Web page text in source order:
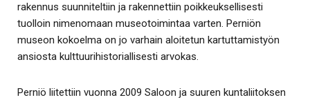
rakennus suunniteltiin ja rakennettiin poikkeuksellisesti
tuolloin nimenomaan museotoimintaa varten. Perniön
museon kokoelma on jo varhain aloitetun kartuttamistyön
ansiosta kulttuurihistoriallisesti arvokas.
Perniö liitettiin vuonna 2009 Saloon ja suuren kuntaliitoksen